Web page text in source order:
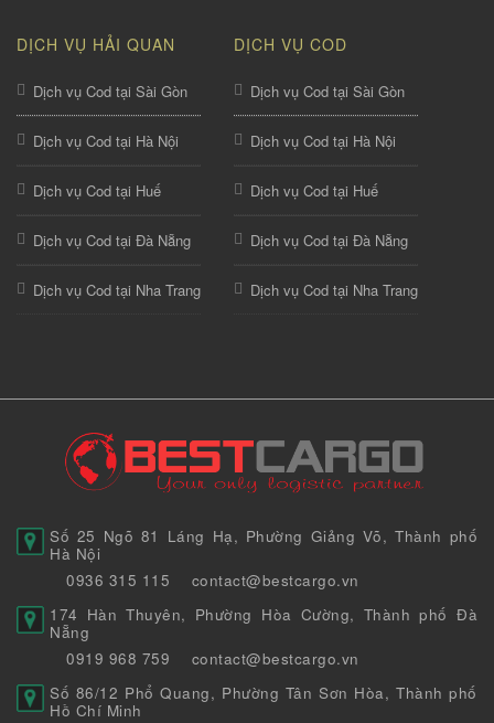
DỊCH VỤ HẢI QUAN
Dịch vụ Cod tại Sài Gòn
Dịch vụ Cod tại Hà Nội
Dịch vụ Cod tại Huế
Dịch vụ Cod tại Đà Nẵng
Dịch vụ Cod tại Nha Trang
DỊCH VỤ COD
Dịch vụ Cod tại Sài Gòn
Dịch vụ Cod tại Hà Nội
Dịch vụ Cod tại Huế
Dịch vụ Cod tại Đà Nẵng
Dịch vụ Cod tại Nha Trang
Số 25 Ngõ 81 Láng Hạ, Phường Giảng Võ, Thành phố
Hà Nội
0936 315 115
contact@bestcargo.vn
174 Hàn Thuyên, Phường Hòa Cường, Thành phố Đà
Nẵng
0919 968 759
contact@bestcargo.vn
Số 86/12 Phổ Quang, Phường Tân Sơn Hòa, Thành phố
Hồ Chí Minh